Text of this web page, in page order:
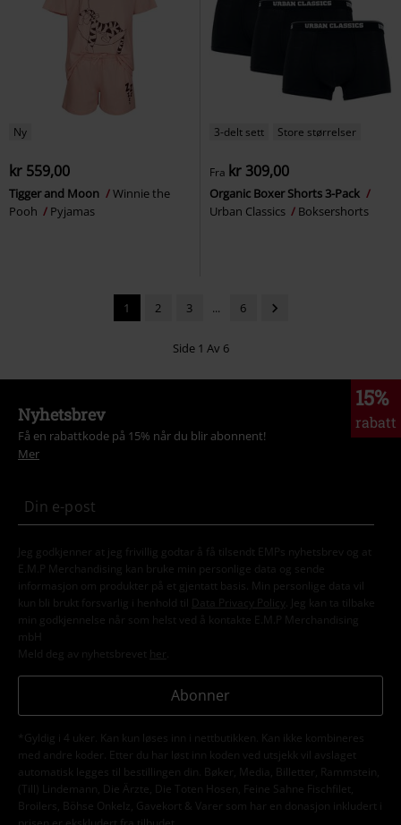
Ny
kr 559,00
Tigger and Moon
Winnie the
Pooh
Pyjamas
3-delt sett Store størrelser
Fra kr 309,00
Organic Boxer Shorts 3-Pack
Urban Classics
Boksershorts
1 2 3 ... 6
Side 1 Av 6
15%
rabatt
Nyhetsbrev
Få en rabattkode på 15% når du blir abonnent!
Mer
Jeg godkjenner at jeg frivillig godtar å få tilsendt EMPs nyhetsbrev og at
E.M.P Merchandising kan bruke min personlige data og sende
informasjon om produkter på et gjentatt basis. Min personlige data vil
kun bli brukt forsvarlig i henhold til
Data Privacy Policy
. Jeg kan ta tilbake
min godkjennelse når som helst ved å kontakte E.M.P Merchandising
mbH
Meld deg av nyhetsbrevet her
Abonner
*Gyldig i 4 uker. Kan kun løses inn i nettbutikken. Kan ikke kombineres
med andre koder. Etter du har løst inn koden ved utsjekk vil avslaget
automatisk legges til bestillingen din. Bøker, Media, Billetter, Rammstein,
(Till) Lindemann, Die Ärzte, Die Toten Hosen, Feine Sahne Fischfilet,
Broilers, Böhse Onkelz, Gavekort & Varer som har en donasjon inkludert i